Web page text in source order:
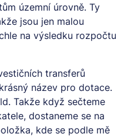
územní úrovně. Ty
jsou jen malou
na výsledku rozpočtu
transferů
název pro dotace.
Takže když sečteme
dostaneme se na
kde se podle mě